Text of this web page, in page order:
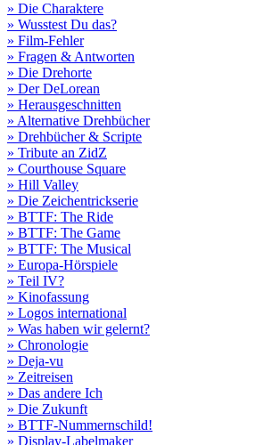
» Die Charaktere
» Wusstest Du das?
» Film-Fehler
» Fragen & Antworten
» Die Drehorte
» Der DeLorean
» Herausgeschnitten
» Alternative Drehbücher
» Drehbücher & Scripte
» Tribute an ZidZ
» Courthouse Square
» Hill Valley
» Die Zeichentrickserie
» BTTF: The Ride
» BTTF: The Game
» BTTF: The Musical
» Europa-Hörspiele
» Teil IV?
» Kinofassung
» Logos international
» Was haben wir gelernt?
» Chronologie
» Deja-vu
» Zeitreisen
» Das andere Ich
» Die Zukunft
» BTTF-Nummernschild!
» Display-Labelmaker